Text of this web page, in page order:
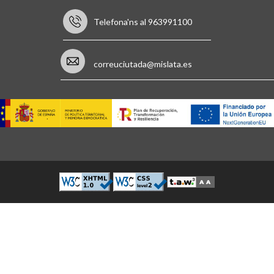
Telefona'ns al 963991100
correuciutada@mislata.es